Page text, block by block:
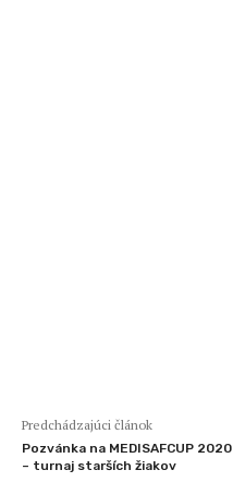
Predchádzajúci článok
Pozvánka na MEDISAFCUP 2020
– turnaj starších žiakov